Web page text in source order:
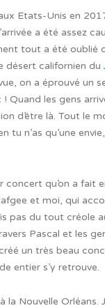
Etats-Unis en
a été assez
tout a été oublié
désert californien du
on a éprouvé un
Quand les gens
d’être là. Tout le
n’as qu’une
concert qu’on a fait
et moi, qui
pas du tout créole
Pascal et les
un très beau
entier s’y retrouve.
Nouvelle Orléans.